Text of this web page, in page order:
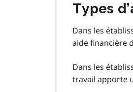
Types
Dans les
aide financière
Dans les
travail apporte